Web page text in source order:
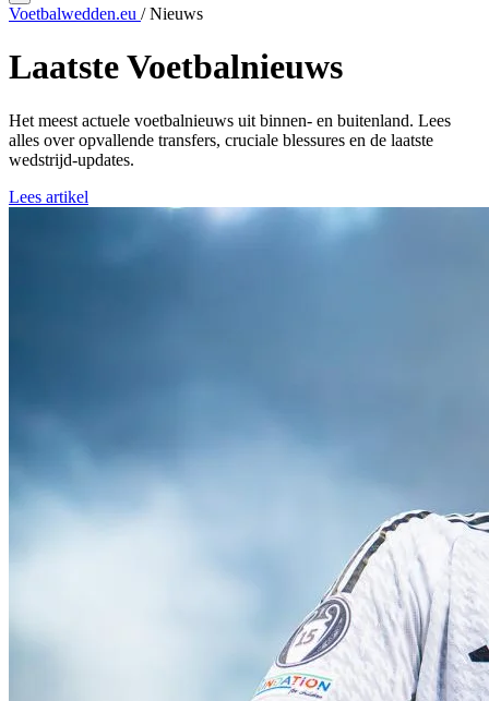
Voetbalwedden.eu / Nieuws
LaatsteVoetbalnieuws
Het meest actuele voetbalnieuws uit binnen- en buitenland. Lees
alles over opvallende transfers, cruciale blessures en de laatste
wedstrijd-updates.
Lees artikel